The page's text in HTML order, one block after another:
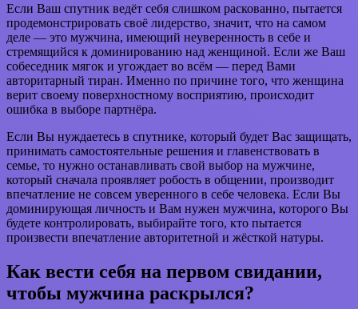
Если Ваш спутник ведёт себя слишком раскованно, пытается
продемонстрировать своё лидерство, значит, что на самом
деле — это мужчина, имеющий неуверенность в себе и
стремящийся к доминированию над женщиной. Если же Ваш
собеседник мягок и угождает во всём — перед Вами
авторитарный тиран. Именно по причине того, что женщина
верит своему поверхностному восприятию, происходит
ошибка в выборе партнёра.
Если Вы нуждаетесь в спутнике, который будет Вас защищать,
принимать самостоятельные решения и главенствовать в
семье, то нужно останавливать свой выбор на мужчине,
который сначала проявляет робость в общении, производит
впечатление не совсем уверенного в себе человека. Если Вы
доминирующая личность и Вам нужен мужчина, которого Вы
будете контролировать, выбирайте того, кто пытается
произвести впечатление авторитетной и жёсткой натуры.
Как вести себя на первом свидании,
чтобы мужчина раскрылся?